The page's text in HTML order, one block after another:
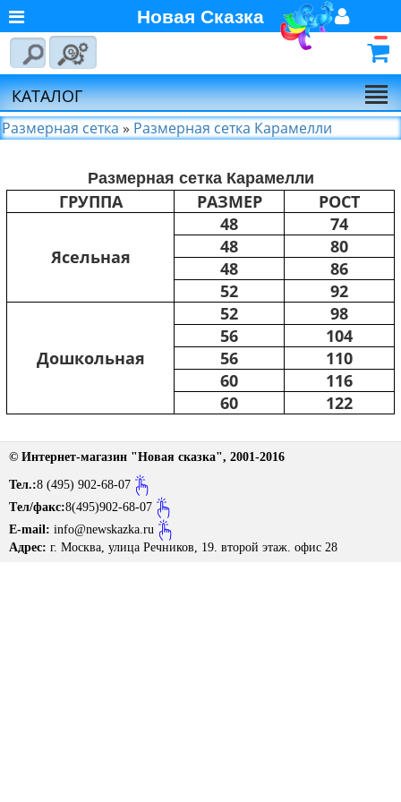
Главная
О компании
Новости
Партнёрам
Калькулятора доставки
Калькулятора доставки
Экспедиционная
Калькулятора доставки
Деловые Линии
Размерная сетка
Обратная связь
Вопрос-Ответ
Новая Сказка
Регистрация
Авторизуйтесь
КАТАЛОГ
Размерная сетка » Размерная сетка Карамелли
Размерная сетка Карамелли
ГРУППА РАЗМЕР РОСТ
Ясельная
48
74
48
80
48
86
52
92
Дошкольная
52
98
56
104
56
110
60
116
60
122
© Интернет-магазин "Новая сказка", 2001-2016
Тел.:8 (495) 902-68-07
Tел/факс:8(495)902-68-07
E-mail: info@newskazka.ru
Адрес: г. Москва, улица Речников, 19. второй этаж. офис 28